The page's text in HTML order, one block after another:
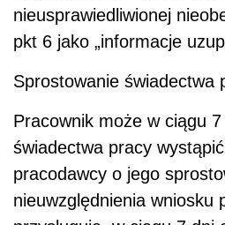
nieusprawiedliwionej
pkt 6 jako „informacje
Sprostowanie świadectwa
Pracownik może w ciągu
świadectwa pracy
pracodawcy o jego
nieuwzględnienia wniosku